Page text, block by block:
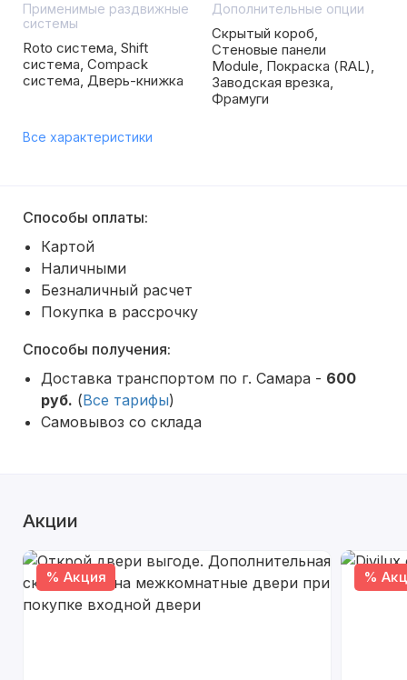
Применимые раздвижные
системы
Roto система, Shift
система, Compack
система, Дверь-книжка
Дополнительные опции
Скрытый короб,
Стеновые панели
Module, Покраска (RAL),
Заводская врезка,
Фрамуги
Все характеристики
Способы оплаты:
Картой
Наличными
Безналичный расчет
Покупка в рассрочку
Способы получения:
Доставка транспортом по г. Самара - 600
руб. (Все тарифы)
Самовывоз со склада
Акции
% Акция %